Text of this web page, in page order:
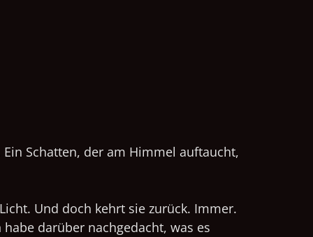
Schatten, der am Himmel auftaucht,
Und doch kehrt sie zurück. Immer.
habe darüber nachgedacht, was es